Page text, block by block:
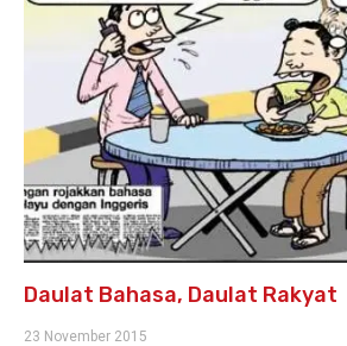
Daulat Bahasa, Daulat Rakyat
23 November 2015